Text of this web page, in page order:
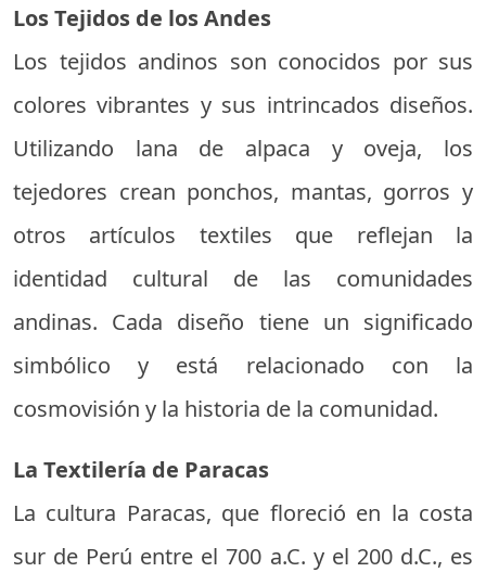
Los Tejidos de los Andes
Los tejidos andinos son conocidos por sus
colores vibrantes y sus intrincados diseños.
Utilizando lana de alpaca y oveja, los
tejedores crean ponchos, mantas, gorros y
otros artículos textiles que reflejan la
identidad cultural de las comunidades
andinas. Cada diseño tiene un significado
simbólico y está relacionado con la
cosmovisión y la historia de la comunidad.
La Textilería de Paracas
La cultura Paracas, que floreció en la costa
sur de Perú entre el 700 a.C. y el 200 d.C., es